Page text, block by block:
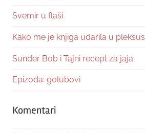
Svemir u flaši
Kako me je knjiga udarila u pleksus
Sunđer Bob i Tajni recept za jaja
Epizoda: golubovi
Komentari